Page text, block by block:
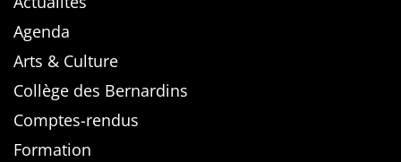
Agenda
Arts & Culture
Collège des Bernardins
Comptes-rendus
Formation